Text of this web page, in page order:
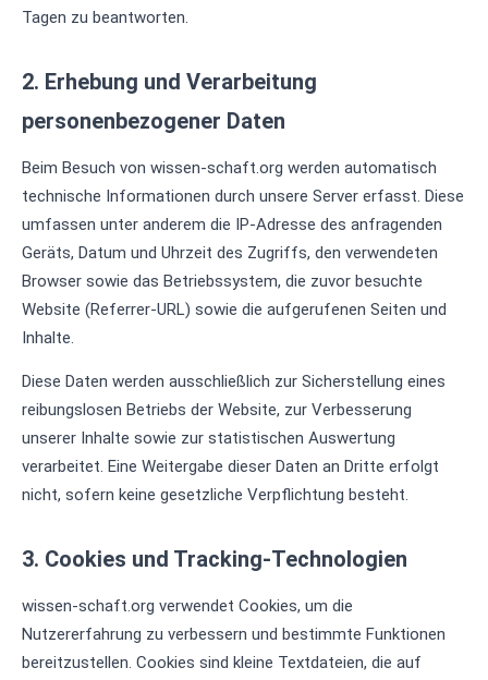
Tagen zu beantworten.
2. Erhebung und Verarbeitung
personenbezogener Daten
Beim Besuch von wissen-schaft.org werden automatisch
technische Informationen durch unsere Server erfasst. Diese
umfassen unter anderem die IP-Adresse des anfragenden
Geräts, Datum und Uhrzeit des Zugriffs, den verwendeten
Browser sowie das Betriebssystem, die zuvor besuchte
Website (Referrer-URL) sowie die aufgerufenen Seiten und
Inhalte.
Diese Daten werden ausschließlich zur Sicherstellung eines
reibungslosen Betriebs der Website, zur Verbesserung
unserer Inhalte sowie zur statistischen Auswertung
verarbeitet. Eine Weitergabe dieser Daten an Dritte erfolgt
nicht, sofern keine gesetzliche Verpflichtung besteht.
3. Cookies und Tracking-Technologien
wissen-schaft.org verwendet Cookies, um die
Nutzererfahrung zu verbessern und bestimmte Funktionen
bereitzustellen. Cookies sind kleine Textdateien, die auf